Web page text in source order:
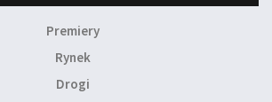
Premiery
Rynek
Drogi